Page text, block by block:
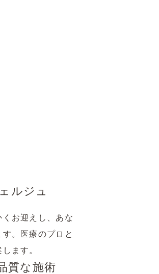
ルジュ
お迎えし、あな
。医療のプロと
ます。
質な施術